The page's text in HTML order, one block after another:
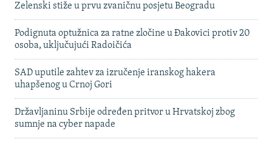
Zelenski stiže u prvu zvaničnu posjetu Beogradu
Podignuta optužnica za ratne zločine u Đakovici protiv 20
osoba, uključujući Radoičića
SAD uputile zahtev za izručenje iranskog hakera
uhapšenog u Crnoj Gori
Državljaninu Srbije određen pritvor u Hrvatskoj zbog
sumnje na cyber napade